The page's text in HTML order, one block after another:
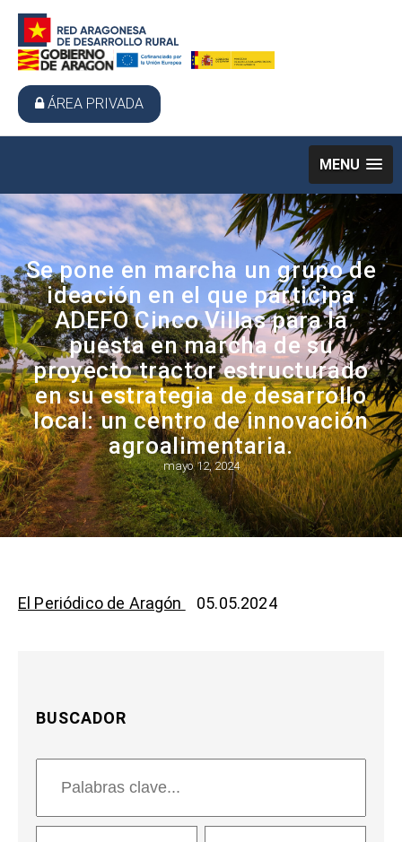
ÁREA PRIVADA
MENU
Se pone en marcha un grupo de
ideación en el que participa
ADEFO Cinco Villas para la
puesta en marcha de su
proyecto tractor estructurado
en su estrategia de desarrollo
local: un centro de innovación
agroalimentaria.
mayo 12, 2024
El Periódico de Aragón 05.05.2024
BUSCADOR